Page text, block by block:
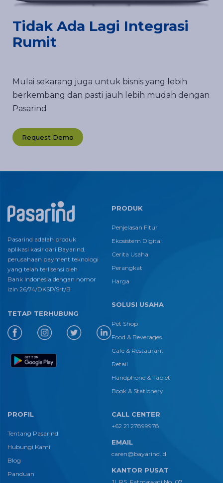
Tidak Ada Lagi Integrasi
Rumit
Mulai sekarang juga untuk bisnis yang lebih
berkembang dan pasti jauh lebih mudah dengan
Pasarind
Request Demo
Pasarind adalah produk
aplikasi kasir dari Bayarind,
perusahaan payment teknologi
yang telah terlisensi oleh
Bank Indonesia dengan nomor
izin 26/74/DKSP/Srt/B
TETAP TERHUBUNG
PRODUK
Penjelasan Fitur
Ekosistem Digital
Cerita Usaha
Perangkat
Harga
SOLUSI USAHA
Pet Shop
Food & Beverages
Cafe & Restaurant
Retail
Handphone & Tablet
Book & Stationery
PROFIL
Tentang Pasarind
Hubungi Kami
Blog
Panduan
CALL CENTER
+62 21 27899978
EMAIL
caren@bayarind.id
KANTOR PUSAT